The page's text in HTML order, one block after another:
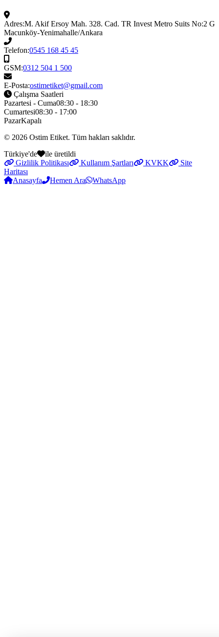
Adres:M. Akif Ersoy Mah. 328. Cad. TR Invest Metro Suits No:2 G
Macunköy-Yenimahalle/Ankara
Telefon:0545 168 45 45
GSM:0312 504 1 500
E-Posta:ostimetiket@gmail.com
Çalışma Saatleri
Pazartesi - Cuma08:30 - 18:30
Cumartesi08:30 - 17:00
PazarKapalı
© 2026 Ostim Etiket. Tüm hakları saklıdır.
Türkiye'de
ile üretildi
Gizlilik Politikası
Kullanım Şartları KVKK
Site
Haritası
Anasayfa
Hemen Ara WhatsApp